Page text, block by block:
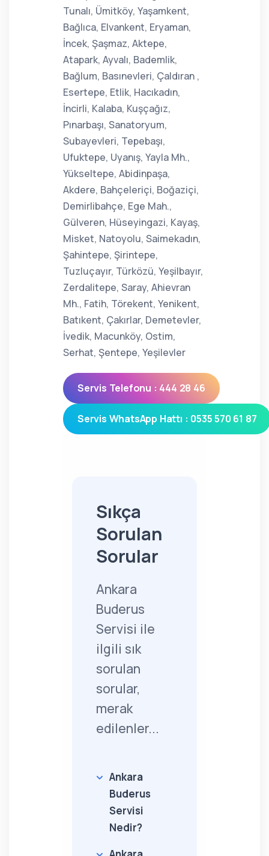
Tunalı, Ümitköy, Yaşamkent,
Bağlıca, Elvankent, Eryaman,
İncek, Şaşmaz, Aktepe,
Atapark, Ayvalı, Bademlik,
Bağlum, Basınevleri, Çaldıran ,
Esertepe, Etlik, Hacıkadın,
İncirli, Kalaba, Kuşçağız,
Pınarbaşı, Sanatoryum,
Subayevleri, Tepebaşı,
Ufuktepe, Uyanış, Yayla Mh.,
Yükseltepe, Abidinpaşa,
Akdere, Bahçeleriçi, Boğaziçi,
Demirlibahçe, Ege Mah.,
Gülveren, Hüseyingazi, Kayaş,
Misket, Natoyolu, Saimekadın,
Şahintepe, Şirintepe,
Tuzluçayır, Türközü, Yeşilbayır,
Zerdalitepe, Saray, Ahievran
Mh., Fatih, Törekent, Yenikent,
Batıkent, Çakırlar, Demetevler,
İvedik, Macunköy, Ostim,
Serhat, Şentepe, Yeşilevler
Servis Telefonu : 444 28 46
Servis WhatsApp Hattı : 0535 570 61 87
Sıkça
Sorulan
Sorular
Ankara
Buderus
Servisi ile
ilgili sık
sorulan
sorular,
merak
edilenler...
Ankara
Buderus
Servisi
Nedir?